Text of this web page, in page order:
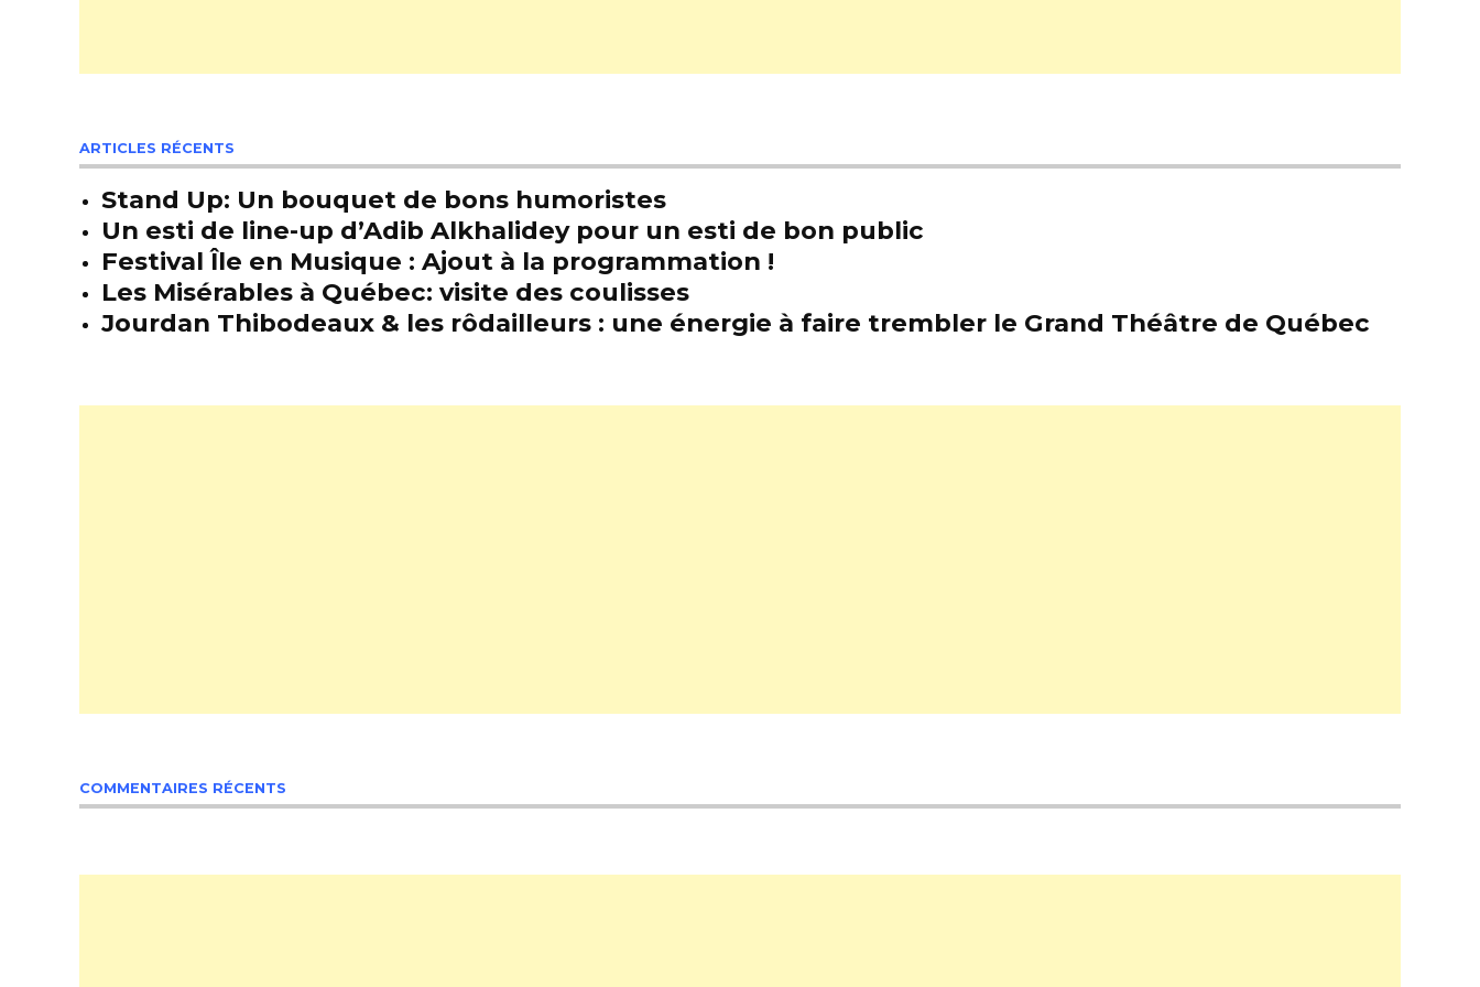
ARTICLES RÉCENTS
Stand Up: Un bouquet de bons humoristes
Un esti de line-up d’Adib Alkhalidey pour un esti de bon public
Festival Île en Musique : Ajout à la programmation !
Les Misérables à Québec: visite des coulisses
Jourdan Thibodeaux & les rôdailleurs : une énergie à faire trembler le Grand Théâtre de Québec
COMMENTAIRES RÉCENTS